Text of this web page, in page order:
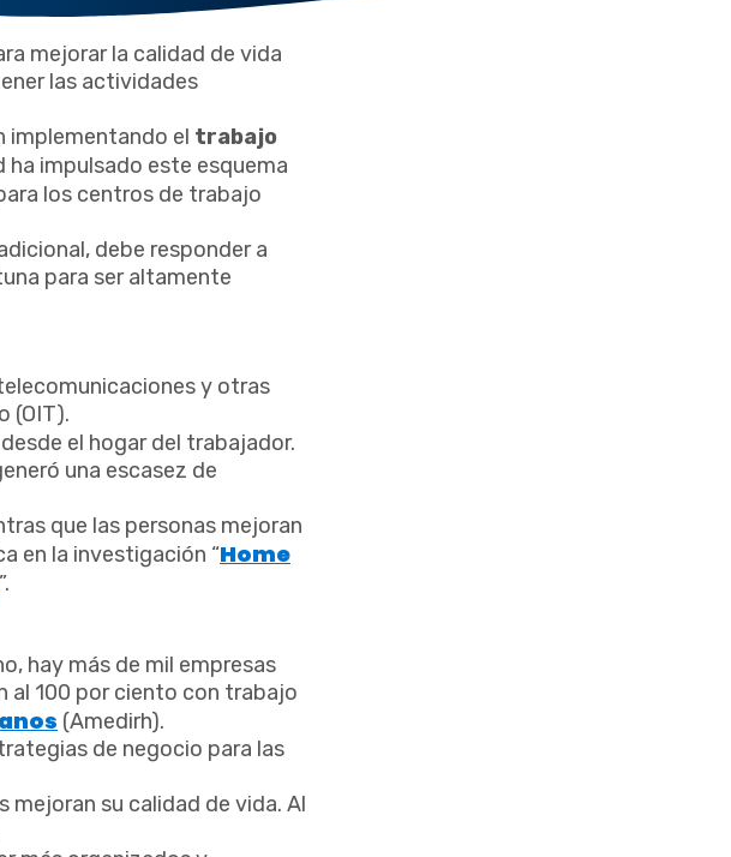
mejorar la calidad de vida
las actividades
implementando el trabajo
ha impulsado este esquema
los centros de trabajo
debe responder a
para ser altamente
y otras
(OIT).
el hogar del trabajador.
una escasez de
que las personas mejoran
en la investigación “Home
”.
hay más de mil empresas
al 100 por ciento con trabajo
(Amedirh).
de negocio para las
su calidad de vida. Al